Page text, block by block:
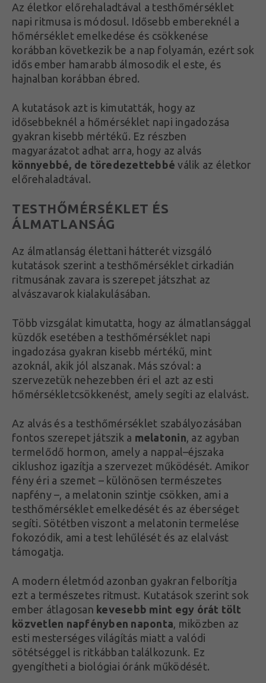
Az életkor előrehaladtával a testhőmérséklet
napi ritmusa is módosul. Idősebb embereknél a
hőmérséklet emelkedése és csökkenése
korábban következik be a nap folyamán, ezért sok
idős ember hamarabb álmosodik el este, és
hajnalban korábban ébred.
A kutatások azt is kimutatták, hogy az
idősebbeknél a hőmérséklet napi ingadozása
gyakran kisebb mértékű. Ez részben
magyarázatot adhat arra, hogy az alvás
könnyebbé, de töredezettebbé válik az életkor
előrehaladtával.
TESTHŐMÉRSÉKLET ÉS
ÁLMATLANSÁG
Az álmatlanság élettani hátterét vizsgáló
kutatások szerint a testhőmérséklet cirkadián
ritmusának zavara is szerepet játszhat az
alvászavarok kialakulásában.
Több vizsgálat kimutatta, hogy az álmatlansággal
küzdők esetében a testhőmérséklet napi
ingadozása gyakran kisebb mértékű, mint
azoknál, akik jól alszanak. Más szóval: a
szervezetük nehezebben éri el azt az esti
hőmérsékletcsökkenést, amely segíti az elalvást.
Az alvás és a testhőmérséklet szabályozásában
fontos szerepet játszik a melatonin , az agyban
termelődő hormon, amely a nappal–éjszaka
ciklushoz igazítja a szervezet működését. Amikor
fény éri a szemet – különösen természetes
napfény –, a melatonin szintje csökken, ami a
testhőmérséklet emelkedését és az éberséget
segíti. Sötétben viszont a melatonin termelése
fokozódik, ami a test lehűlését és az elalvást
támogatja.
A modern életmód azonban gyakran felborítja
ezt a természetes ritmust. Kutatások szerint sok
ember átlagosan kevesebb mint egy órát tölt
közvetlen napfényben naponta , miközben az
esti mesterséges világítás miatt a valódi
sötétséggel is ritkábban találkozunk. Ez
gyengítheti a biológiai óránk működését.